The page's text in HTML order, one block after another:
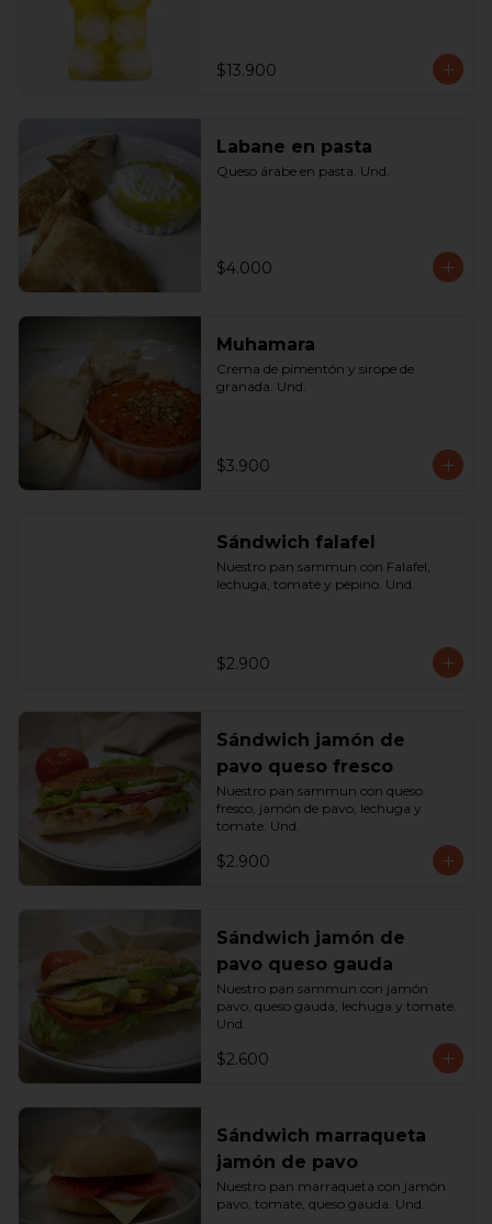
$13.900
Labane en pasta
Queso árabe en pasta. Und.
$4.000
Muhamara
Crema de pimentón y sirope de
granada. Und.
$3.900
Sándwich falafel
Nuestro pan sammun con Falafel,
lechuga, tomate y pepino. Und.
$2.900
Sándwich jamón de
pavo queso fresco
Nuestro pan sammun con queso
fresco, jamón de pavo, lechuga y
tomate. Und.
$2.900
Sándwich jamón de
pavo queso gauda
Nuestro pan sammun con jamón
pavo, queso gauda, lechuga y tomate.
Und.
$2.600
Sándwich marraqueta
jamón de pavo
Nuestro pan marraqueta con jamón
pavo, tomate, queso gauda. Und.